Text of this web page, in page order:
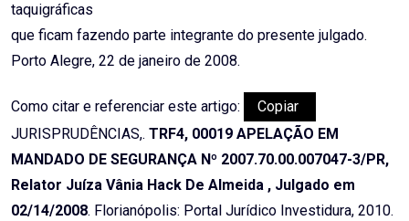
taquigráficas
que ficam fazendo parte integrante do presente julgado.
Porto Alegre, 22 de janeiro de 2008.
Como citar e referenciar este artigo:
Copiar
JURISPRUDÊNCIAS,. TRF4, 00019 APELAÇÃO EM
MANDADO DE SEGURANÇA Nº 2007.70.00.007047-3/PR,
Relator Juíza Vânia Hack De Almeida , Julgado em
02/14/2008. Florianópolis: Portal Jurídico Investidura, 2010.